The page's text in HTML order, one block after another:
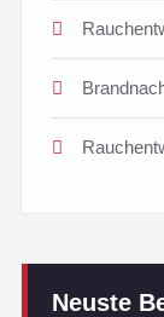
Neuste